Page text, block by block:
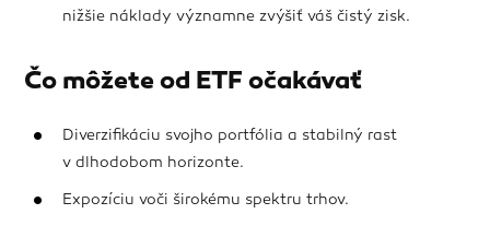
nižšie náklady významne zvýšiť váš čistý zisk.
Čo môžete od ETF očakávať
Diverzifikáciu svojho portfólia a stabilný rast
v dlhodobom horizonte.
Expozíciu voči širokému spektru trhov.